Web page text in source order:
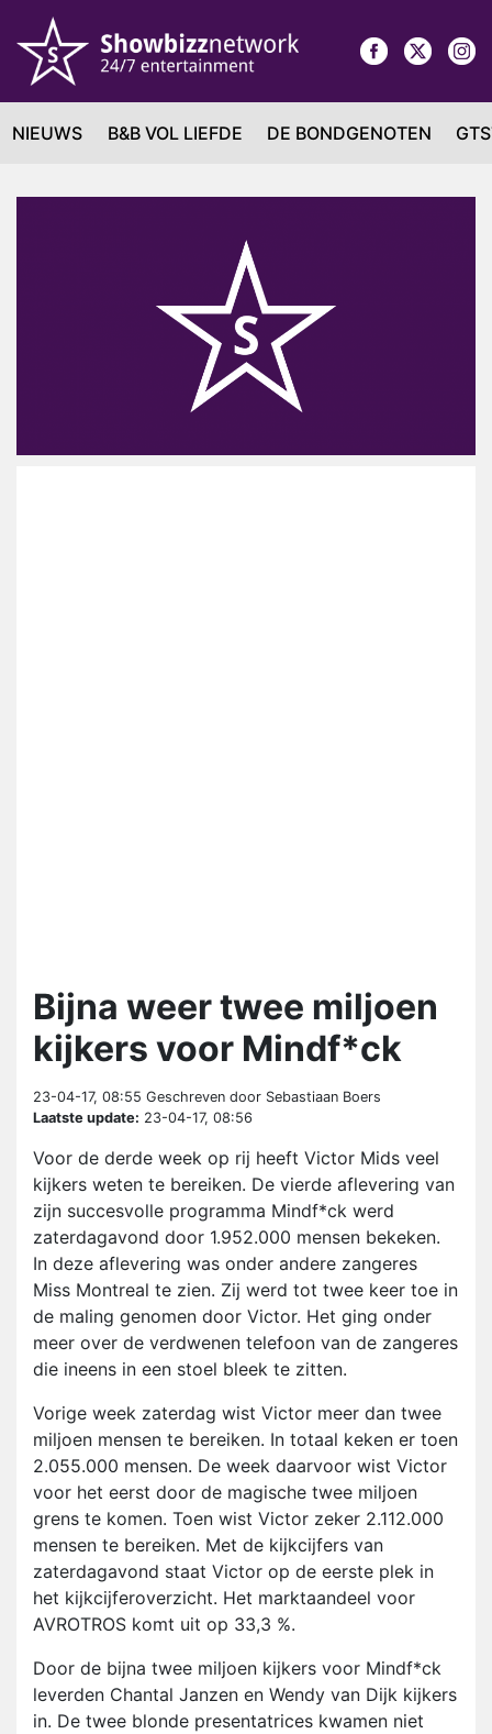
NIEUWS B&B VOL LIEFDE DE BONDGENOTEN
Bijna weer twee miljoen
kijkers voor Mindf*ck
23-04-17, 08:55 Geschreven door Sebastiaan Boers
Laatste update: 23-04-17, 08:56
Voor de derde week op rij heeft Victor Mids veel
kijkers weten te bereiken. De vierde aflevering van
zijn succesvolle programma Mindf*ck werd
zaterdagavond door 1.952.000 mensen bekeken.
In deze aflevering was onder andere zangeres
Miss Montreal te zien. Zij werd tot twee keer toe in
de maling genomen door Victor. Het ging onder
meer over de verdwenen telefoon van de zangeres
die ineens in een stoel bleek te zitten.
Vorige week zaterdag wist Victor meer dan twee
miljoen mensen te bereiken. In totaal keken er toen
2.055.000 mensen. De week daarvoor wist Victor
voor het eerst door de magische twee miljoen
grens te komen. Toen wist Victor zeker 2.112.000
mensen te bereiken. Met de kijkcijfers van
zaterdagavond staat Victor op de eerste plek in
het kijkcijferoverzicht. Het marktaandeel voor
AVROTROS komt uit op 33,3 %.
Door de bijna twee miljoen kijkers voor Mindf*ck
leverden Chantal Janzen en Wendy van Dijk kijkers
in. De twee blonde presentatrices kwamen niet